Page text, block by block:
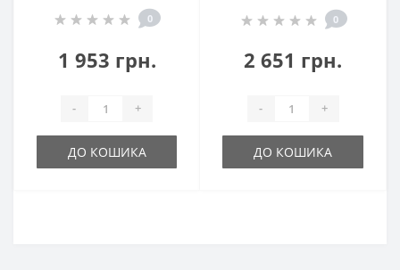
0
1 953 грн.
- +
ДО КОШИКА
0
2 651 грн.
- +
ДО КОШИКА